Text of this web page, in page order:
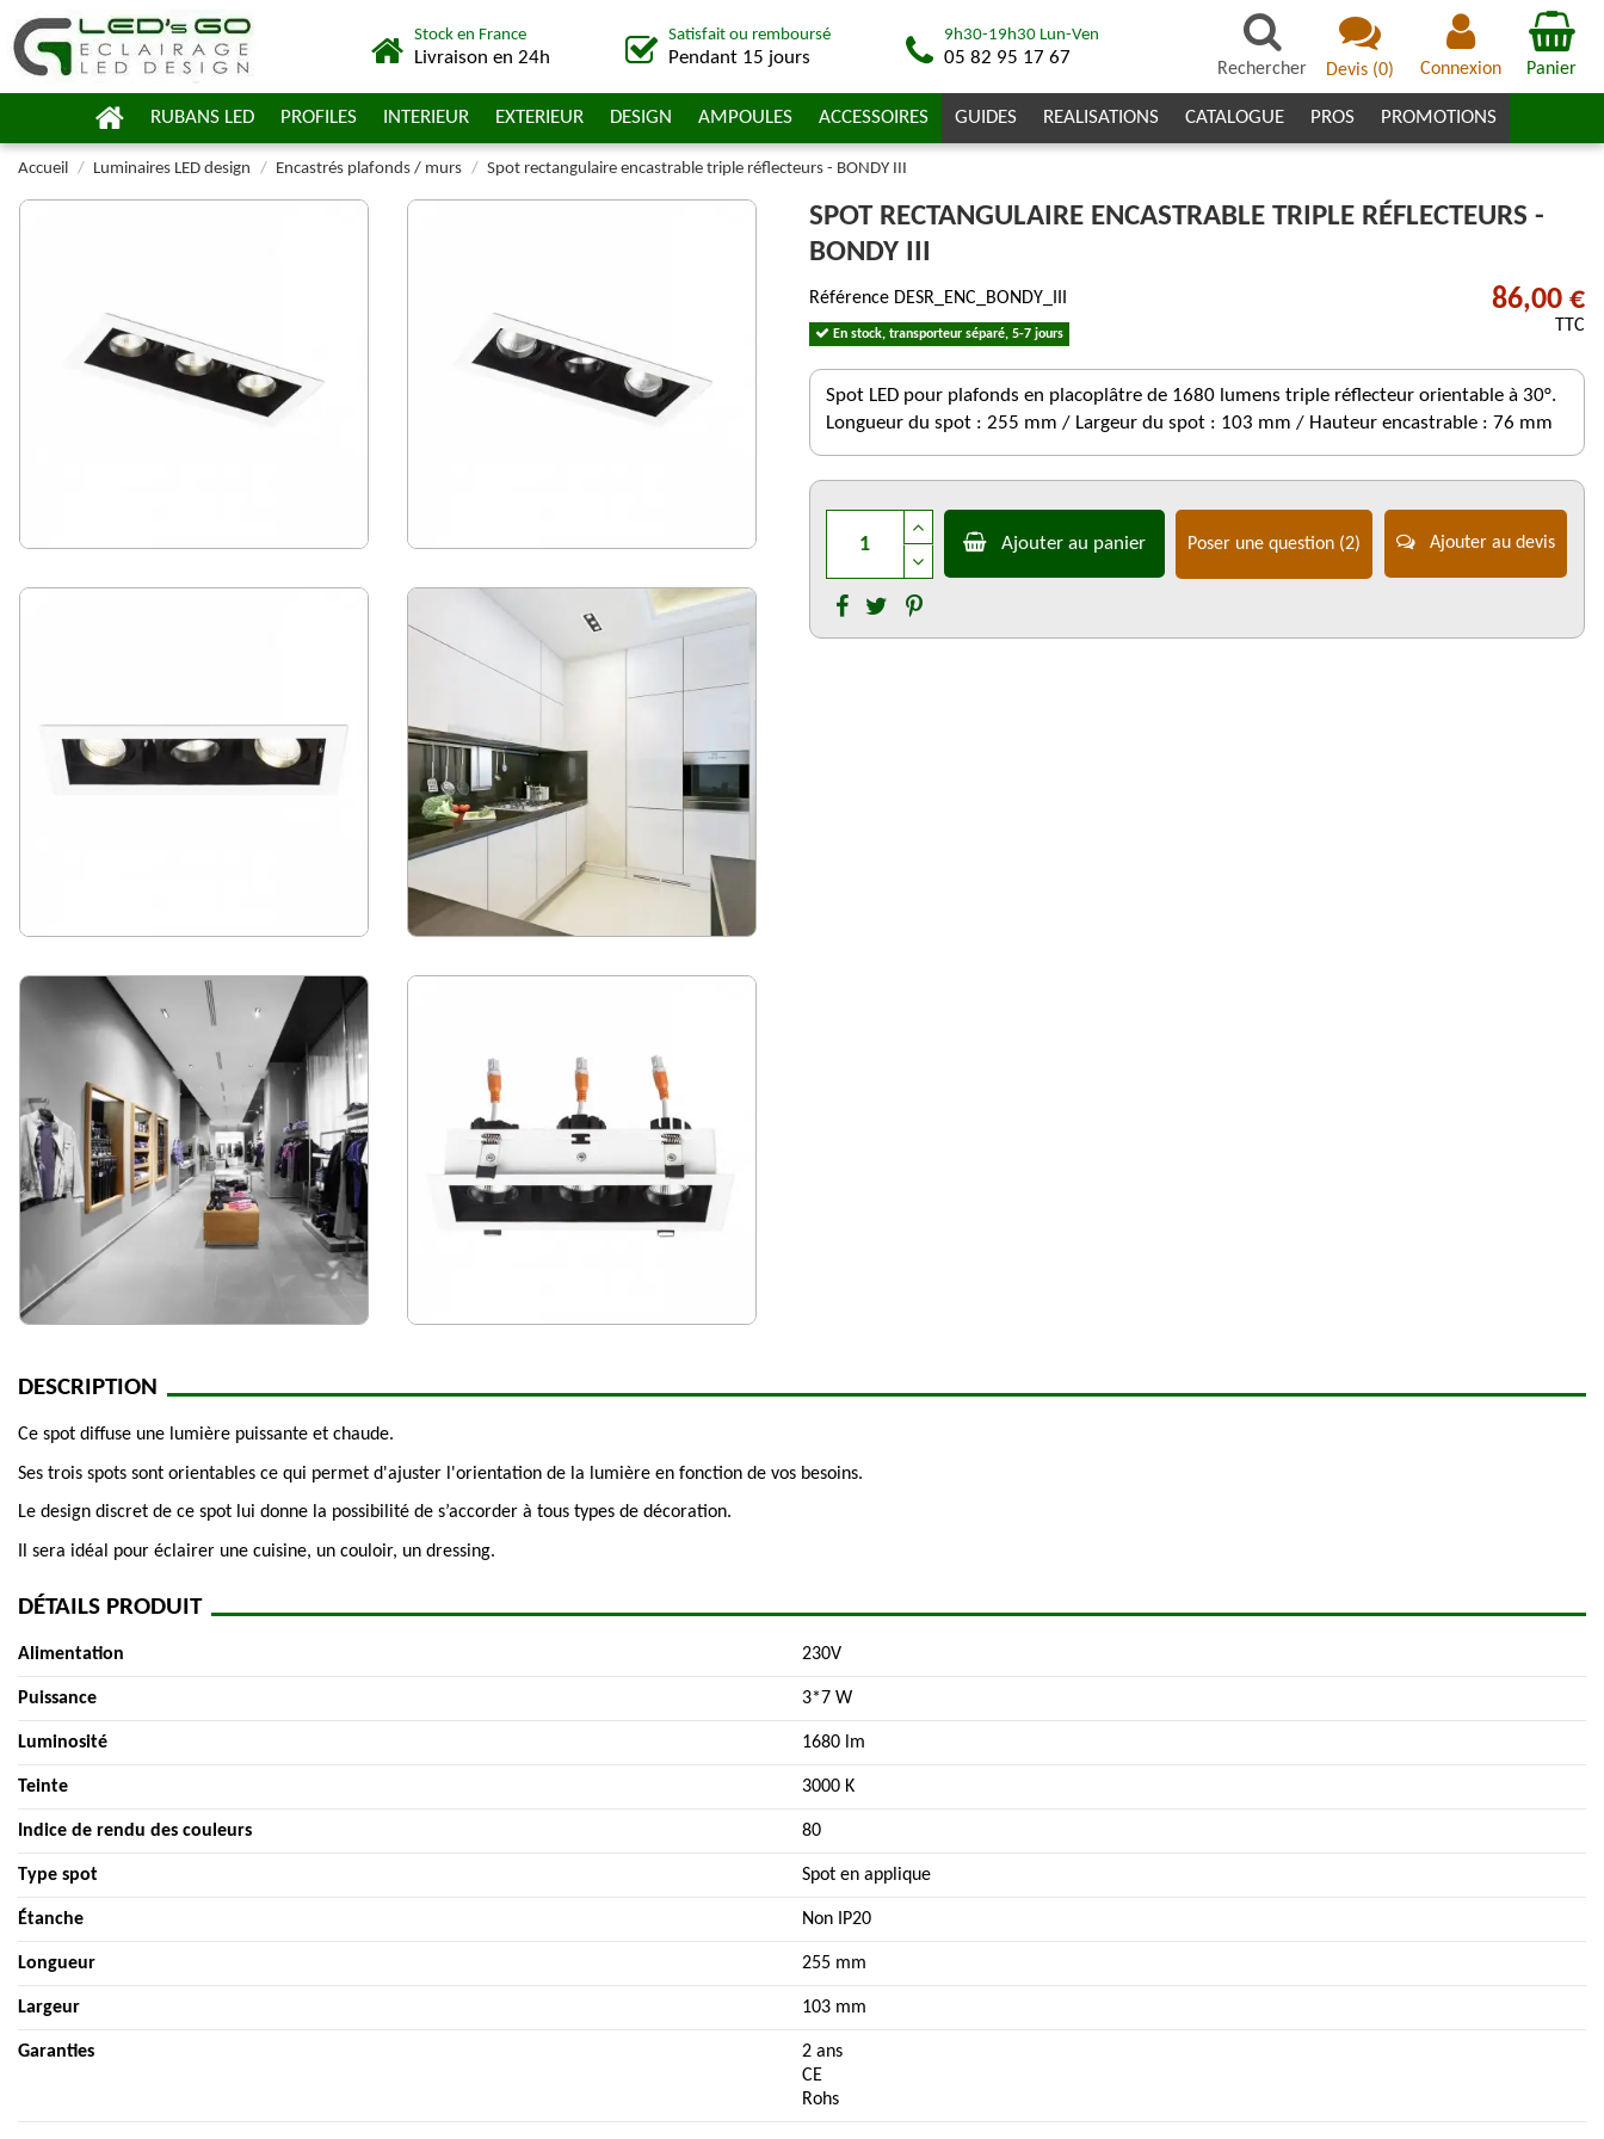
Stock en France
Livraison en 24h
Satisfait ou remboursé
Pendant 15 jours
9h30-19h30 Lun-Ven
05 82 95 17 67
Rechercher Devis (0) Connexion Panier
RUBANS LED PROFILES INTERIEUR EXTERIEUR DESIGN AMPOULES ACCESSOIRES GUIDES REALISATIONS CATALOGUE PROS PROMOTIONS
Accueil Luminaires LED design Encastrés plafonds / murs Spot rectangulaire encastrable triple réflecteurs - BONDY III
SPOT RECTANGULAIRE ENCASTRABLE TRIPLE RÉFLECTEURS -
BONDY III
Référence DESR_ENC_BONDY_III
En stock, transporteur séparé, 5-7 jours
86,00 €
TTC
Spot LED pour plafonds en placoplâtre de 1680 lumens triple réflecteur orientable à 30°.
Longueur du spot : 255 mm / Largeur du spot : 103 mm / Hauteur encastrable : 76 mm
Ajouter au panier Poser une question (2) Ajouter au devis
DESCRIPTION
Ce spot diffuse une lumière puissante et chaude.
Ses trois spots sont orientables ce qui permet d'ajuster l'orientation de la lumière en fonction de vos besoins.
Le design discret de ce spot lui donne la possibilité de s’accorder à tous types de décoration.
Il sera idéal pour éclairer une cuisine, un couloir, un dressing.
DÉTAILS PRODUIT
Alimentation 230V
Puissance 3*7 W
Luminosité 1680 lm
Teinte 3000 K
Indice de rendu des couleurs 80
Type spot Spot en applique
Étanche Non IP20
Longueur 255 mm
Largeur 103 mm
Garanties
2 ans
CE
Rohs